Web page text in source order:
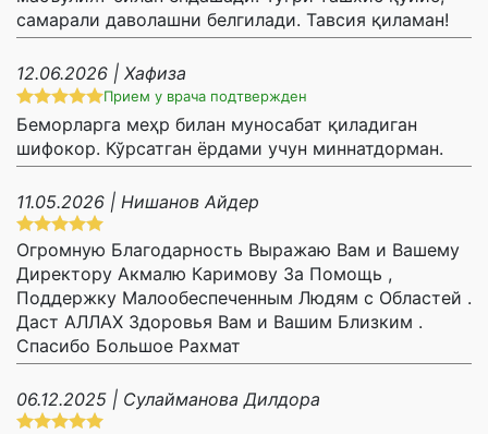
самарали даволашни белгилади. Тавсия қиламан!
12.06.2026 | Хафиза
Прием у врача подтвержден
Беморларга меҳр билан муносабат қиладиган
шифокор. Кўрсатган ёрдами учун миннатдорман.
11.05.2026 | Нишанов Айдер
Огромную Благодарность Выражаю Вам и Вашему
Директору Акмалю Каримову За Помощь ,
Поддержку Малообеспеченным Людям с Областей .
Даст АЛЛАХ Здоровья Вам и Вашим Близким .
Спасибо Большое Рахмат
06.12.2025 | Сулайманова Дилдора